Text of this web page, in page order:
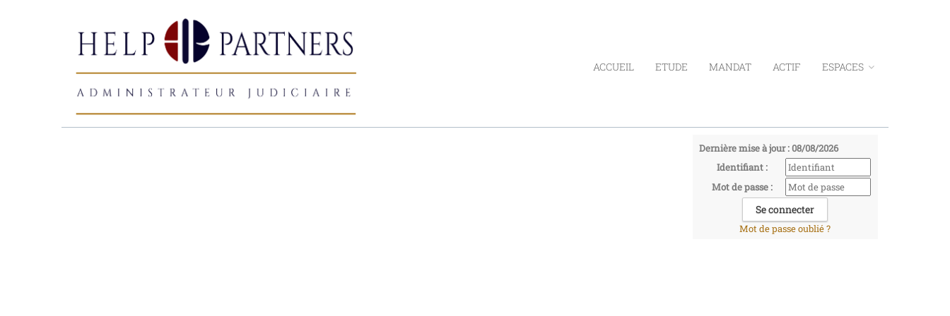
ACCUEIL ETUDE MANDAT ACTIF ESPACES
Dernière mise à jour : 08/08/2026
Identifiant :
Mot de passe :
Mot de passe oublié ?